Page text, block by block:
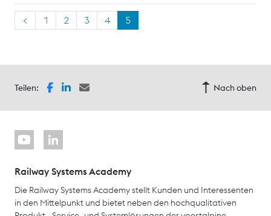
< 1 2 3 4 5
Teilen: Nach oben
Railway Systems Academy
Die Railway Systems Academy stellt Kunden und Interessenten
in den Mittelpunkt und bietet neben den hochqualitativen